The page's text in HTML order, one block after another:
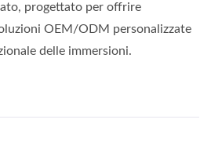
progettato per offrire
OEM/ODM personalizzate
delle immersioni.